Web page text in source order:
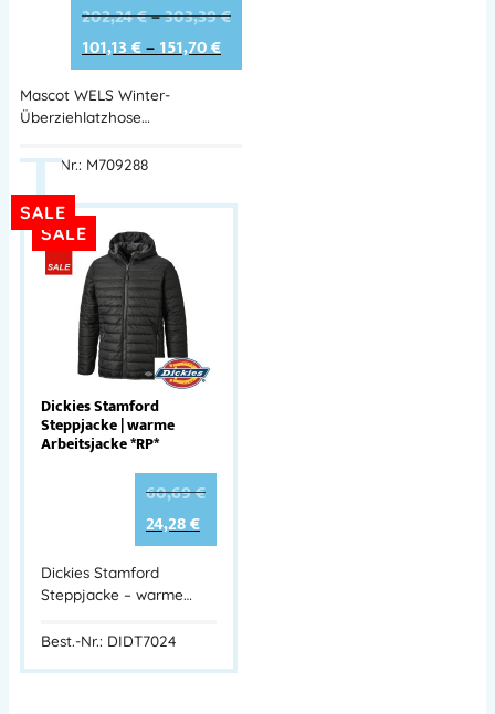
202,24€–303,39€
101,13€–151,70€
Mascot WELS Winter-
Überziehlatzhose…
Best.-Nr.: M709288
SALE
Dickies Stamford
Steppjacke | warme
Arbeitsjacke *RP*
60,69€
24,28€
Dickies Stamford
Steppjacke – warme…
Best.-Nr.: DIDT7024
SALE